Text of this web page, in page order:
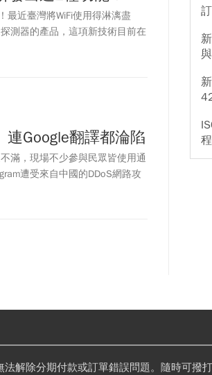
最近臺灣將WiFi使用得淋漓盡
測器的產品，這項新技術目前在
Google翻譯都淪陷
滿，現場不少參與民眾皆使用通
遭受來自中國的DDoS網路攻
下架，而Google翻譯也出現不尋
程
解除分期付款或訂單錯誤問題。隨時可撥